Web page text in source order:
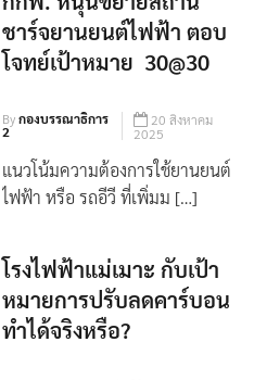
กกพ. หนุนขยายสถานี
ชาร์จยานยนต์ไฟฟ้า ตอบ
โจทย์เป้าหมาย 30@30
Byกองบรรณาธิการ
2
20 สิงหาคม
2025
โรงไฟฟ้าแม่เมาะ กับเป้า
หมายการปรับลดคาร์บอน